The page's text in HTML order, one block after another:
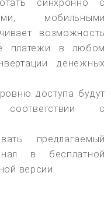
синхронно с
мобильными
возможность
платежи в любом
денежных
доступа будут
с
предлагаемый
в бесплатной
версии.